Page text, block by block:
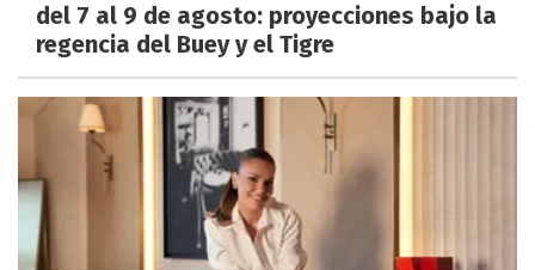
del 7 al 9 de agosto: proyecciones bajo la
regencia del Buey y el Tigre